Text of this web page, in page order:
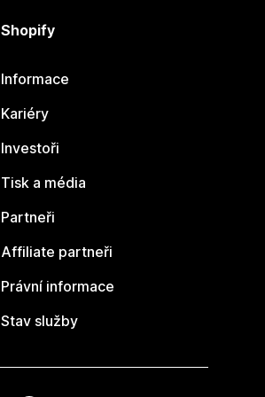
Shopify
Informace
Kariéry
Investoři
Tisk a média
Partneři
Affiliate partneři
Právní informace
Stav služby